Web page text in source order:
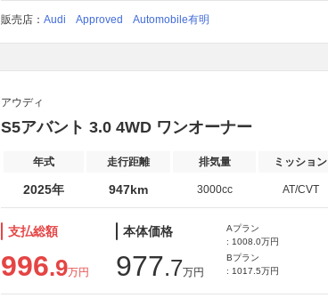
販売店： Audi Approved Automobile有明
アウディ
S5アバント 3.0 4WD ワンオーナー
年式 走行距離 排気量 ミッション
2025年 947km 3000cc AT/CVT
支払総額
996.9万円
本体価格
977.7万円
Aプラン
: 1008.0万円
Bプラン
: 1017.5万円